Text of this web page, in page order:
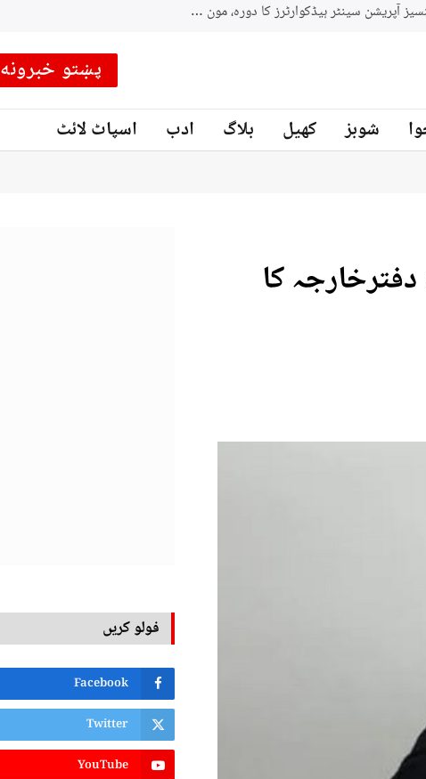
مائیکل سمتھ پاکستان کرکٹ ٹیم کے بیٹنگ کوچ مقرر
پښتو خبرونه
شوبز کھیل بلاگ ادب اسپاٹ لائٹ
کا
فولو کریں
Facebook
Twitter
YouTube